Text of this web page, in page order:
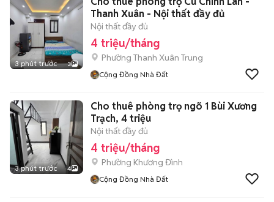
3 phút trước 3
Thanh Xuân - Nội thất đầy đủ
Nội thất đầy đủ
4 triệu/tháng
Phường Thanh Xuân Trung
Cộng Đồng Nhà Đất
3 phút trước 4
Cho thuê phòng trọ ngõ 1 Bùi Xương
Trạch, 4 triệu
Nội thất đầy đủ
4 triệu/tháng
Phường Khương Đình
Cộng Đồng Nhà Đất